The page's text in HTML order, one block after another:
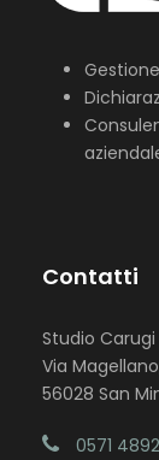
Contatti
Studio Carugi
Via
56028 San
0571